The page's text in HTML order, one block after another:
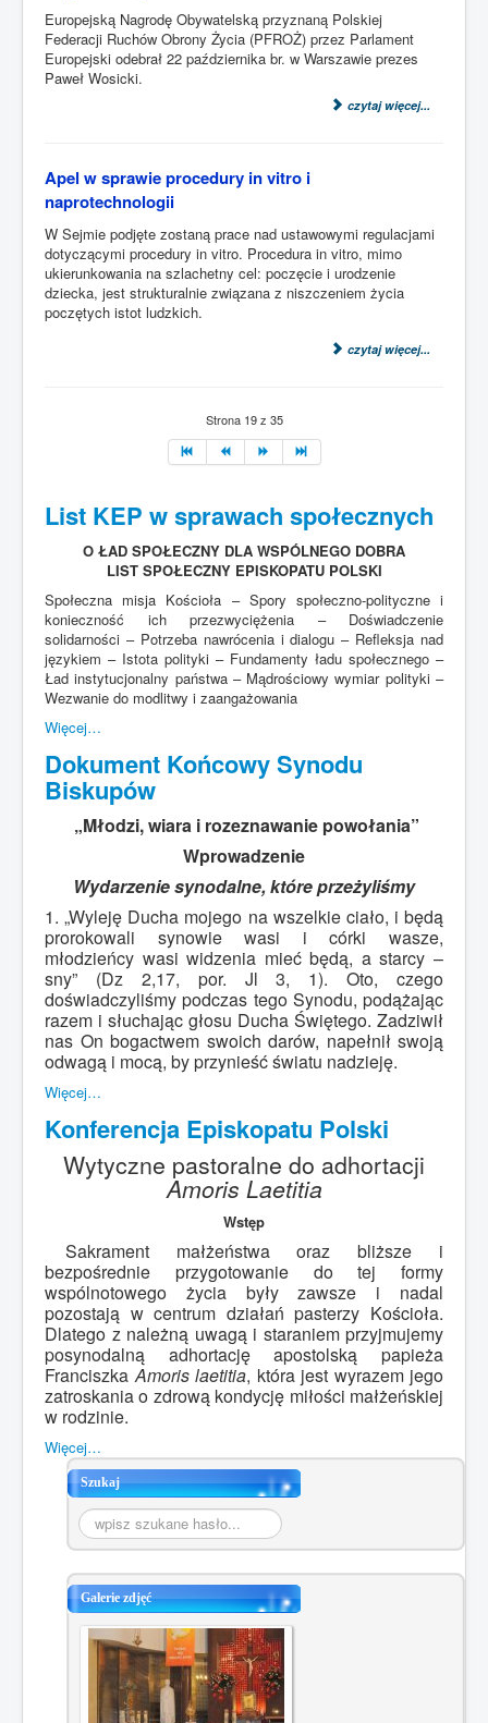
Europejską Nagrodę Obywatelską przyznaną Polskiej
Federacji Ruchów Obrony Życia (PFROŻ) przez Parlament
Europejski odebrał 22 października br. w Warszawie prezes
Paweł Wosicki.
czytaj więcej...
Apel w sprawie procedury in vitro i
naprotechnologii
W Sejmie podjęte zostaną prace nad ustawowymi regulacjami
dotyczącymi procedury in vitro. Procedura in vitro, mimo
ukierunkowania na szlachetny cel: poczęcie i urodzenie
dziecka, jest strukturalnie związana z niszczeniem życia
poczętych istot ludzkich.
czytaj więcej...
Strona 19 z 35
List KEP w sprawach społecznych
O ŁAD SPOŁECZNY DLA WSPÓLNEGO DOBRA
LIST SPOŁECZNY EPISKOPATU POLSKI
Społeczna misja Kościoła – Spory społeczno-polityczne i
konieczność ich przezwyciężenia – Doświadczenie
solidarności – Potrzeba nawrócenia i dialogu – Refleksja nad
językiem – Istota polityki – Fundamenty ładu społecznego –
Ład instytucjonalny państwa – Mądrościowy wymiar polityki –
Wezwanie do modlitwy i zaangażowania
Więcej…
Dokument Końcowy Synodu
Biskupów
„Młodzi, wiara i rozeznawanie powołania”
Wprowadzenie
Wydarzenie synodalne, które przeżyliśmy
1. „Wyleję Ducha mojego na wszelkie ciało, i będą
prorokowali synowie wasi i córki wasze,
młodzieńcy wasi widzenia mieć będą, a starcy –
sny” (Dz 2,17, por. Jl 3, 1). Oto, czego
doświadczyliśmy podczas tego Synodu, podążając
razem i słuchając głosu Ducha Świętego. Zadziwił
nas On bogactwem swoich darów, napełnił swoją
odwagą i mocą, by przynieść światu nadzieję.
Więcej…
Konferencja Episkopatu Polski
Wytyczne pastoralne do adhortacji
Amoris Laetitia
Wstęp
Sakrament małżeństwa oraz bliższe i
bezpośrednie przygotowanie do tej formy
wspólnotowego życia były zawsze i nadal
pozostają w centrum działań pasterzy Kościoła.
Dlatego z należną uwagą i staraniem przyjmujemy
posynodalną adhortację apostolską papieża
FranciszkaAmoris laetitia, która jest wyrazem jego
zatroskania o zdrową kondycję miłości małżeńskiej
w rodzinie.
Więcej…
Szukaj
Szukaj...
Galerie zdjęć